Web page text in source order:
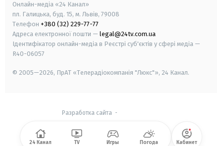
Онлайн-медіа «24 Канал»
пл. Галицька, буд. 15, м. Львів, 79008
Телефон +380 (32) 229-77-77
Адреса електронної пошти — legal@24tv.com.ua
Ідентифікатор онлайн-медіа в Реєстрі суб'єктів у сфері медіа —
R40-06057
© 2005—2026, ПрАТ «Телерадіокомпанія "Люкс"», 24 Канал.
Разработка сайта -
24 Канал TV Игры Погода Кабинет